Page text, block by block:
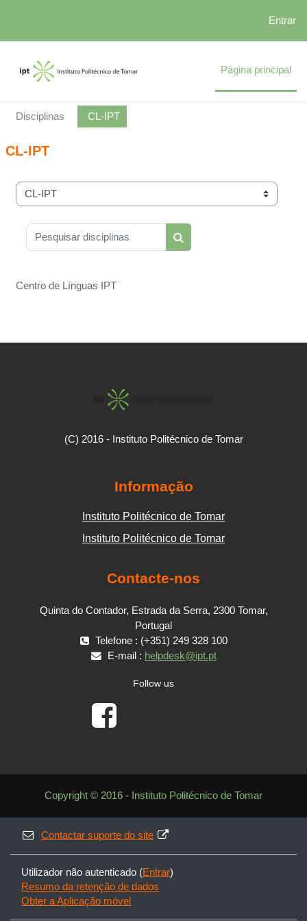
Entrar
Página principal
Disciplinas CL-IPT
CL-IPT
Categorias de disciplinas
Pesquisar disciplinas
Pesquisar disciplinas
Centro de Línguas IPT
(C) 2016 - Instituto Politécnico de Tomar
Informação
Instituto Politécnico de Tomar
Instituto Politécnico de Tomar
Contacte-nos
Quinta do Contador, Estrada da Serra, 2300 Tomar,
Portugal
Telefone : (+351) 249 328 100
E-mail : helpdesk@ipt.pt
Follow us
Copyright © 2016 - Instituto Politécnico de Tomar
Contactar suporte do site
Utilizador não autenticado (Entrar)
Resumo da retenção de dados
Obter a Aplicação móvel